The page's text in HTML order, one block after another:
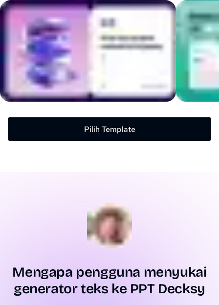
Pilih Template
Mengapa pengguna menyukai
generator teks ke PPT Decksy